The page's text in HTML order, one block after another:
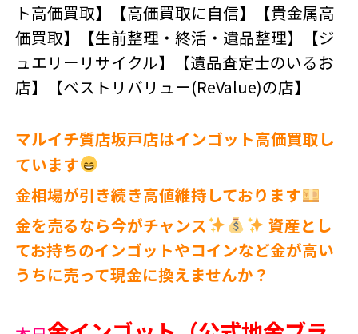
ト高価買取】【高価買取に自信】【貴金属高
価買取】【生前整理・終活・遺品整理】【ジ
ュエリーリサイクル】【遺品査定士のいるお
店】【ベストリバリュー(ReValue)の店】
マルイチ質店坂戸店はインゴット高価買取し
ています
金相場が引き続き高値維持しております
金を売るなら今がチャンス
資産とし
てお持ちのインゴットやコインなど金が高い
うちに売って現金に換えませんか？